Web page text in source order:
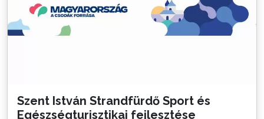
Szent István Strandfürdő Sport és
Egészségturisztikai fejlesztése